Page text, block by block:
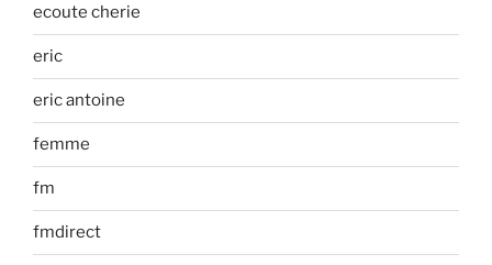
ecoute cherie
eric
eric antoine
femme
fm
fmdirect